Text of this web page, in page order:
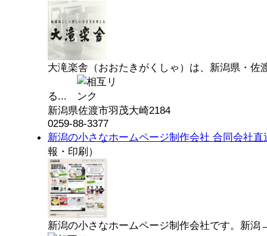
大滝楽舎（おおたきがくしゃ）は、新潟県・佐
る...
新潟県佐渡市羽茂大崎2184
0259-88-3377
新潟の小さなホームページ制作会社 合同会社直
報・印刷）
新潟の小さなホームページ制作会社です。新